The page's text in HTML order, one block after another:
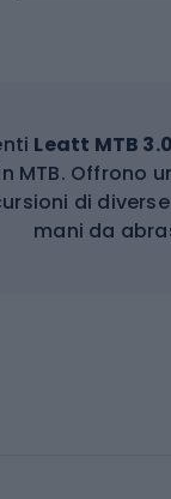
Leatt MTB
MTB. Offrono
di
mani da